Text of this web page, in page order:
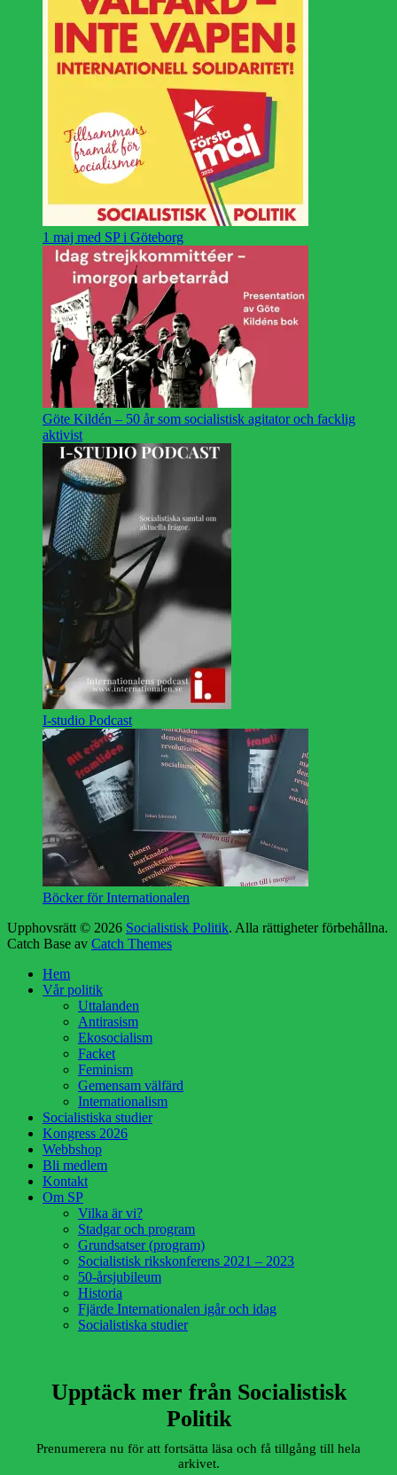
1 maj med SP i Göteborg
Göte Kildén – 50 år som socialistisk agitator och facklig
aktivist
I-studio Podcast
Böcker för Internationalen
Upphovsrätt © 2026 Socialistisk Politik. Alla rättigheter förbehållna.
Catch Base av Catch Themes
Hem
Vår politik
Uttalanden
Antirasism
Ekosocialism
Facket
Feminism
Gemensam välfärd
Internationalism
Socialistiska studier
Kongress 2026
Webbshop
Bli medlem
Kontakt
Om SP
Vilka är vi?
Stadgar och program
Grundsatser (program)
Socialistisk rikskonferens 2021 – 2023
50-årsjubileum
Historia
Fjärde Internationalen igår och idag
Socialistiska studier
Upptäck mer från Socialistisk
Politik
Prenumerera nu för att fortsätta läsa och få tillgång till hela
arkivet.